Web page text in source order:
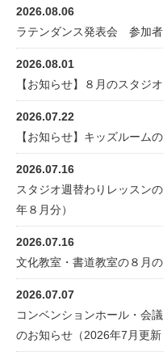
2026.08.06
ラテンダンス発表会 参加者
2026.08.01
【お知らせ】８月のスタジ
2026.07.22
【お知らせ】キッズルーム
2026.07.16
スタジオ週替わりレッスン
年８月分）
2026.07.16
文化教室・書道教室の８月
2026.07.07
コンベンションホール・会
のお知らせ（2026年7月更新